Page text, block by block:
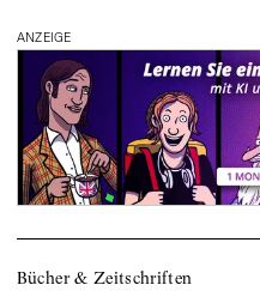
ANZEIGE
Bücher & Zeitschriften